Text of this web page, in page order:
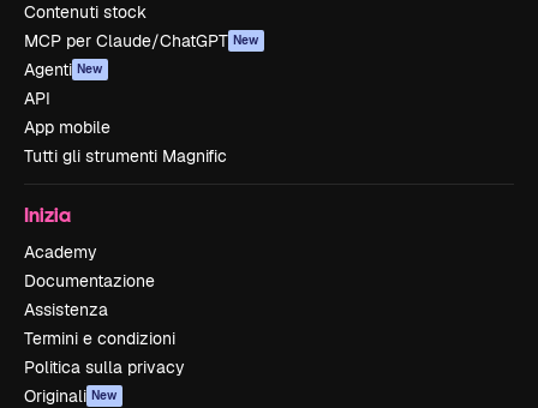
Contenuti stock
MCP per Claude/ChatGPT New
Agenti New
API
App mobile
Tutti gli strumenti Magnific
Inizia
Academy
Documentazione
Assistenza
Termini e condizioni
Politica sulla privacy
Originali New